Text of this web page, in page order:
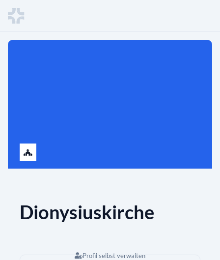
Dionysiuskirche
Profil selbst verwalten